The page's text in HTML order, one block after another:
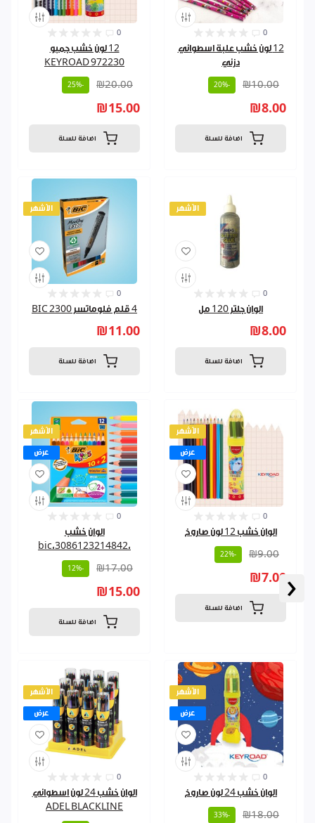
‹
0
12 لون خشب جمبو
KEYROAD 972230
₪20.00
-25%
₪15.00
اضافة للسلة
0
12 لون خشب علبة اسطواني
دزني
₪10.00
-20%
₪8.00
اضافة للسلة
الأشهر
0
4 قلم فلوماتسر BIC 2300
₪11.00
اضافة للسلة
الأشهر
0
الوان جلتر 120 مل
₪8.00
اضافة للسلة
الأشهر
عرض
0
الوان خشب
،3086123214842،bic
₪17.00
-12%
₪15.00
اضافة للسلة
الأشهر
عرض
0
الوان خشب 12 لون صاروخ
₪9.00
-22%
₪7.00
اضافة للسلة
الأشهر
عرض
0
الوان خشب 24 لون اسطواني
ADEL BLACKLINE
الأشهر
عرض
0
الوان خشب 24 لون صاروخ
₪18.00
-33%